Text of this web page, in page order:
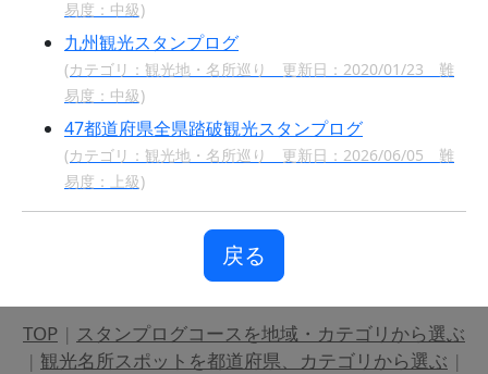
易度：中級)
九州観光スタンプログ
(カテゴリ：観光地・名所巡り 更新日：2020/01/23 難
易度：中級)
47都道府県全県踏破観光スタンプログ
(カテゴリ：観光地・名所巡り 更新日：2026/06/05 難
易度：上級)
戻る
TOP | スタンプログコースを地域・カテゴリから選ぶ
| 観光名所スポットを都道府県、カテゴリから選ぶ |